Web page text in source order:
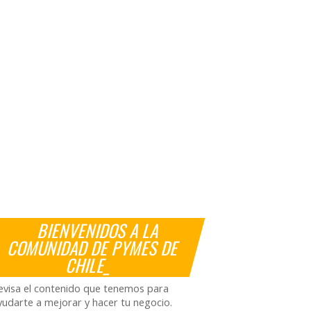
BIENVENIDOS A LA
COMUNIDAD DE PYMES DE
CHILE_
el contenido que tenemos para
a mejorar y hacer tu negocio.